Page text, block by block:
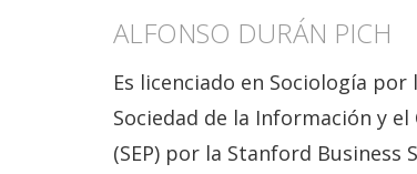
ALFONSO DURÁN PICH
Es licenciado en Sociología
Sociedad de la Información y
(SEP) por la Stanford